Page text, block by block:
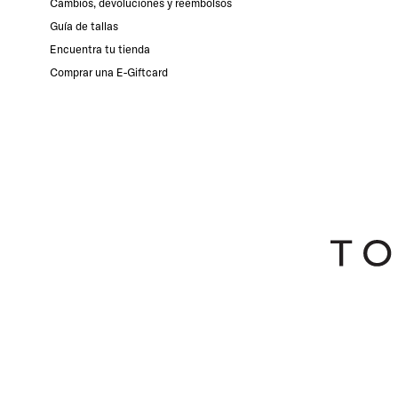
Cambios, devoluciones y reembolsos
Guía de tallas
Encuentra tu tienda
Comprar una E-Giftcard